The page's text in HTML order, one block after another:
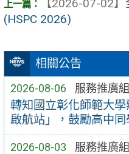
相關公告
2026-08-06 服務推廣組
轉知國立彰化師範大
啟航站」，鼓勵高中同
2026-08-03 服務推廣組
【2026-07-02】
(HSPC 2026)